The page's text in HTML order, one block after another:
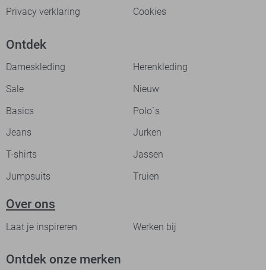
Privacy verklaring
Cookies
Ontdek
Dameskleding
Herenkleding
Sale
Nieuw
Basics
Polo`s
Jeans
Jurken
T-shirts
Jassen
Jumpsuits
Truien
Over ons
Laat je inspireren Werken bij
Ontdek onze merken